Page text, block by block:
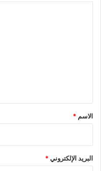
*
الاسم *
البريد الإلكتروني*